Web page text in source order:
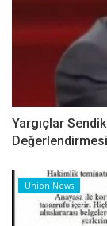
Yargıçlar
Değerlendirmesi
Union News